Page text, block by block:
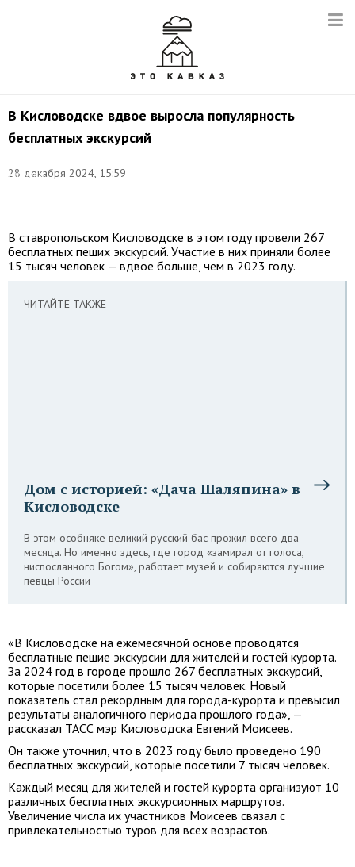
В Кисловодске вдвое выросла популярность
бесплатных экскурсий
28 декабря 2024, 15:59
Наталья
В ставропольском Кисловодске в этом году провели 267
бесплатных пеших экскурсий. Участие в них приняли более
15 тысяч человек — вдвое больше, чем в 2023 году.
ЧИТАЙТЕ ТАКЖЕ
Дом с историей: «Дача Шаляпина» в
Кисловодске
В этом особняке великий русский бас прожил всего два
месяца. Но именно здесь, где город «замирал от голоса,
ниспосланного Богом», работает музей и собираются лучшие
певцы России
«В Кисловодске на ежемесячной основе проводятся
бесплатные пешие экскурсии для жителей и гостей курорта.
За 2024 год в городе прошло 267 бесплатных экскурсий,
которые посетили более 15 тысяч человек. Новый
показатель стал рекордным для города-курорта и превысил
результаты аналогичного периода прошлого года», —
рассказал ТАСС мэр Кисловодска Евгений Моисеев.
Он также уточнил, что в 2023 году было проведено 190
бесплатных экскурсий, которые посетили 7 тысяч человек.
Каждый месяц для жителей и гостей курорта организуют 10
различных бесплатных экскурсионных маршрутов.
Увеличение числа их участников Моисеев связал с
привлекательностью туров для всех возрастов.